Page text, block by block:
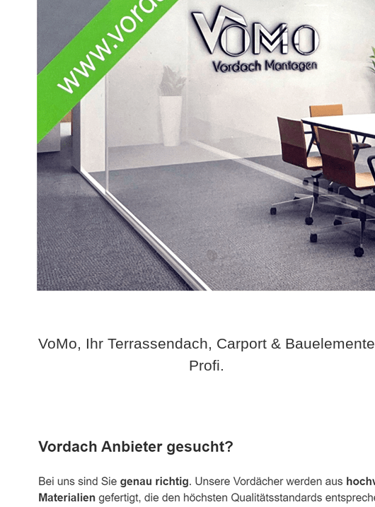
VoMo, Ihr Terrassendach, Carport & Bauelemente
Profi.